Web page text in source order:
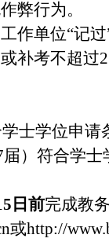
弊行为。
作单位“记
补考不超过
士学位申请
）符合学
日前完成教
或http://